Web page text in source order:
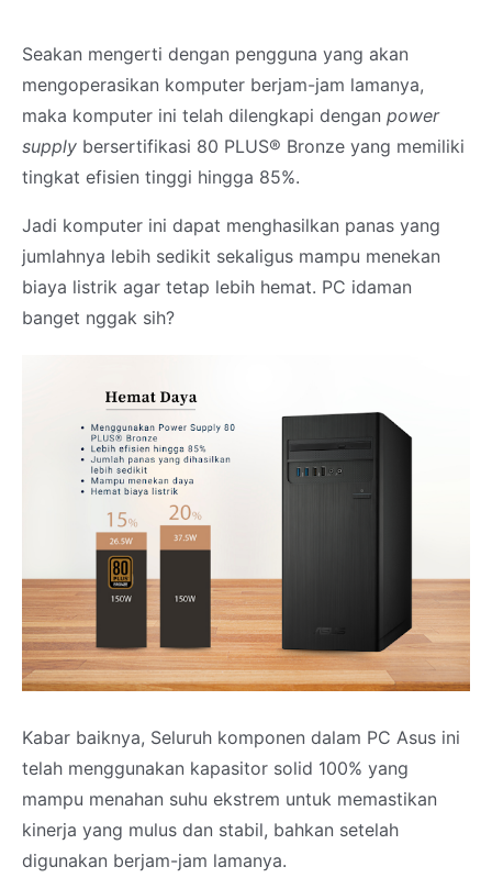
Seakan mengerti dengan pengguna yang akan
mengoperasikan komputer berjam-jam lamanya,
maka komputer ini telah dilengkapi dengan power
supply bersertifikasi 80 PLUS® Bronze yang memiliki
tingkat efisien tinggi hingga 85%.
Jadi komputer ini dapat menghasilkan panas yang
jumlahnya lebih sedikit sekaligus mampu menekan
biaya listrik agar tetap lebih hemat. PC idaman
banget nggak sih?
Kabar baiknya, Seluruh komponen dalam PC Asus ini
telah menggunakan kapasitor solid 100% yang
mampu menahan suhu ekstrem untuk memastikan
kinerja yang mulus dan stabil, bahkan setelah
digunakan berjam-jam lamanya.